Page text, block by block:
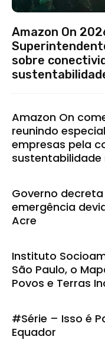
Amazon On
sobre
Amazon On
reunindo
empresas pela
sustentabilidade
Governo
emergência
Acre
Instituto
São Paulo, o
Povos e Terras
#Série – Isso é
Equador